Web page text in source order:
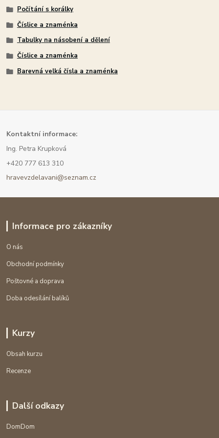
Počítání s korálky
Číslice a znaménka
Tabulky na násobení a dělení
Číslice a znaménka
Barevná velká čísla a znaménka
Kontaktní informace:
Ing. Petra Krupková
+420 777 613 310
hravevzdelavani@seznam.cz
Informace pro zákazníky
O nás
Obchodní podmínky
Poštovné a doprava
Doba odesílání balíků
Kurzy
Obsah kurzu
Recenze
Další odkazy
DomDom